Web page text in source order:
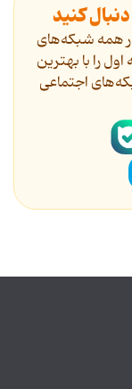
کنید
همه شبکه‌های
را با بهترین
اجتماعی